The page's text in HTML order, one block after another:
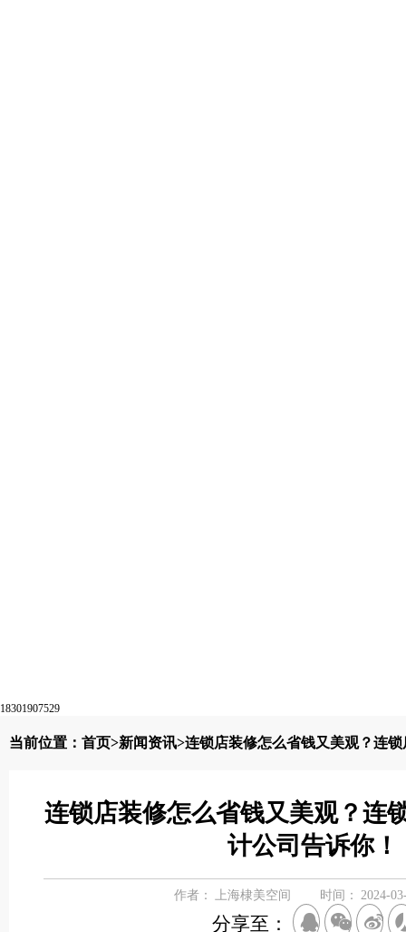
18301907529
当前位置： 首页>新闻资讯>连锁店装修怎么省钱又美观？连
连锁店装修怎么省钱又美观？连
计公司告诉你！
作者： 上海棣美空间 时间： 2024-
分享至：